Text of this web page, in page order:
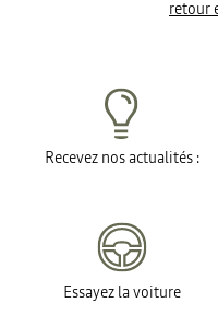
retour
Recevez nos actualités :
Essayez la voiture